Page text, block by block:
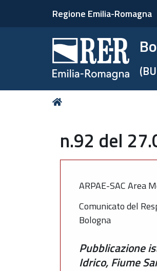
Regione Emilia-Romagna
Tu
n.92 del
ARPAE-SAC Area
Comunicato del
Bologna
Pubblicazione
Idrico, Fiume